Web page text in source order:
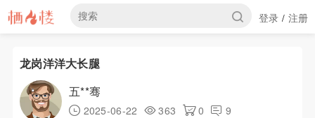
登录 / 注册
龙岗洋洋大长腿
五**骞
2025-06-22 363 0 9